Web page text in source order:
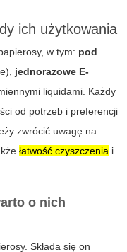
ich użytkowania
, w tym: pod
jednorazowe E-
liquidami. Każdy
od potrzeb i preferencji
zwrócić uwagę na
łatwość czyszczenia i
o nich
Składa się on